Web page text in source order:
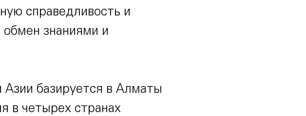
справедливость и
обмен знаниями и
базируется в Алматы
в четырех странах